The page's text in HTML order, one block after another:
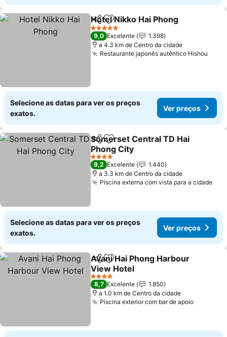
PartilharAdicionar aos favoritos
Hotel Nikko Hai Phong
5 Estrelas
9,0 Excelente
1.398
a 4.3 km de Centro da cidade
Restaurante japonês autêntico Hishou
Selecione as datas para ver os preços
exatos.
Ver preços
PartilharAdicionar aos favoritos
Somerset Central TD Hai
Phong City
Ver preços
4 Estrelas
9,2 Excelente
1.440
a 3.3 km de Centro da cidade
Piscina externa com vista para a cidade
Selecione as datas para ver os preços
exatos.
Ver preços
PartilharAdicionar aos favoritos
Avani Hai Phong Harbour
View Hotel
Ver preços
4 Estrelas
8,7 Excelente
1.850
a 1.0 km de Centro da cidade
Piscina exterior com bar de apoioVer